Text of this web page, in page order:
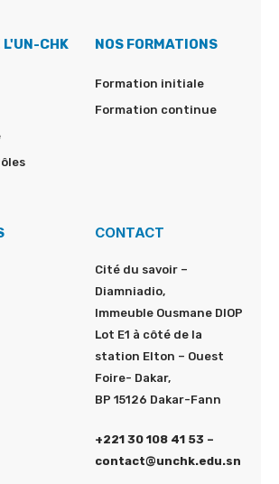
L'UN-CHK NOS FORMATIONS
Formation initiale
Formation continue
CONTACT
Cité du savoir –
Diamniadio,
Immeuble Ousmane DIOP
Lot E1 à côté de la
station Elton – Ouest
Foire- Dakar,
BP 15126 Dakar-Fann
+221 30 108 41 53 –
contact@unchk.edu.sn